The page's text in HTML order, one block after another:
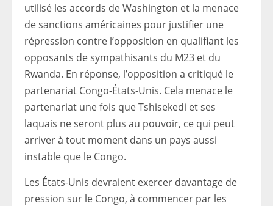
utilisé les accords de Washington et la menace
de sanctions américaines pour justifier une
répression contre l’opposition en qualifiant les
opposants de sympathisants du M23 et du
Rwanda. En réponse, l’opposition a critiqué le
partenariat Congo-États-Unis. Cela menace le
partenariat une fois que Tshisekedi et ses
laquais ne seront plus au pouvoir, ce qui peut
arriver à tout moment dans un pays aussi
instable que le Congo.
Les États-Unis devraient exercer davantage de
pression sur le Congo, à commencer par les